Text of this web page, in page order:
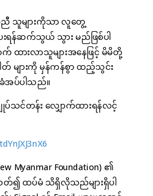
သူများကိုသာ လူတွေ့
ရန်ဆက်သွယ် သွား မည်ဖြစ်ပါ
ထားလာသူများအနေဖြင့် မိမိတို့
များကို မှန်ကန်စွာ ထည့်သွင်း
ခံအပ်ပါသည်။
ပ်သင်တန်း လျှောက်ထားရန်လင့်
Myanmar Foundation) ၏
၍ ထပ်မံ သိရှိလိုသည်များရှိပါ